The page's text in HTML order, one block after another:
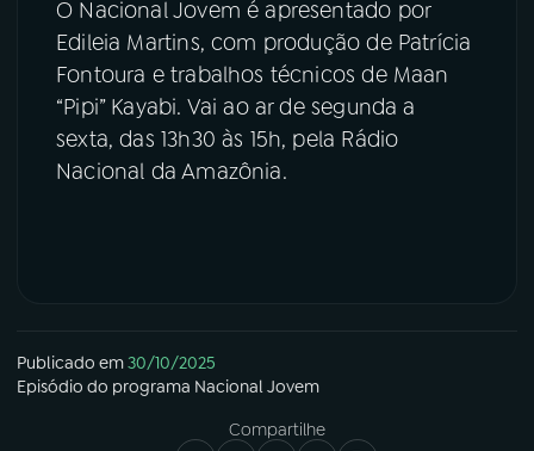
O Nacional Jovem é apresentado por
Edileia Martins, com produção de Patrícia
Fontoura e trabalhos técnicos de Maan
“Pipi” Kayabi. Vai ao ar de segunda a
sexta, das 13h30 às 15h, pela Rádio
Nacional da Amazônia.
Publicado em30/10/2025
Episódio do programa Nacional Jovem
Compartilhe